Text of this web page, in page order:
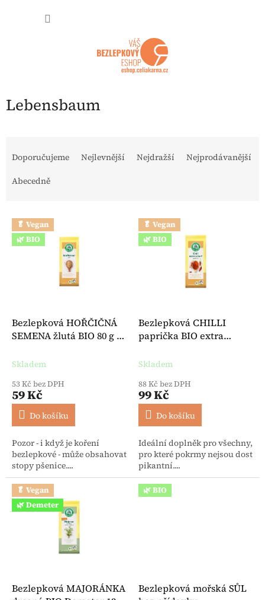
Lebensbaum
Doporučujeme Nejlevnější Nejdražší
Nejprodávanější
Abecedně
Výpis produktů
🥬 Vegan
🌿 BIO
Bezlepková HOŘČIČNÁ
SEMENA žlutá BIO 80 g -
Skladem
53 Kč bez DPH
59 Kč
Do košíku
Pozor - i když je koření
bezlepkové - může obsahovat
stopy pšenice....
🥬 Vegan
🌿 BIO
Bezlepková CHILLI
paprička BIO extra
Lebensbaum
Skladem
88 Kč bez DPH
99 Kč
Do košíku
Ideální doplněk pro všechny,
pro které pokrmy nejsou dost
pikantní....
🥬 Vegan
🌿 Demeter
Bezlepková MAJORÁNKA
🌿 BIO
Bezlepková mořská SŮL